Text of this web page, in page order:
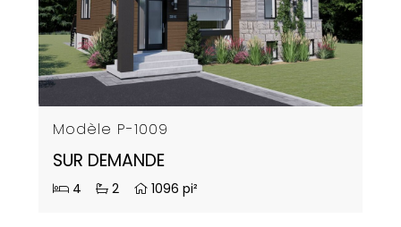
Modèle P-1009
SUR DEMANDE
4 2 1096 pi²